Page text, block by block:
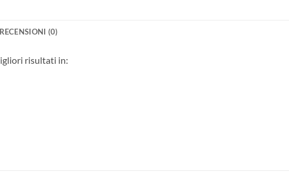
RECENSIONI (0)
risultati in: